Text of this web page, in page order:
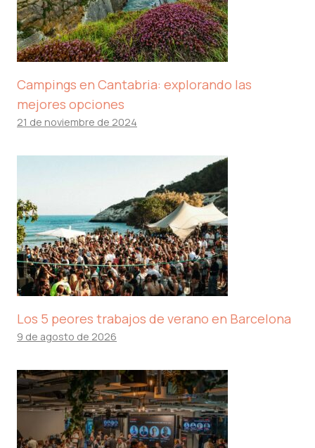
Campings en Cantabria: explorando las
mejores opciones
21 de noviembre de 2024
Los 5 peores trabajos de verano en Barcelona
9 de agosto de 2026